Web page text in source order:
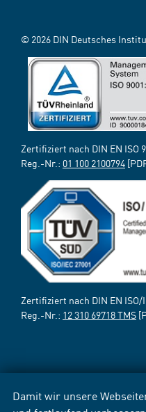
Damit wir unsere
© 2026 DIN Deutsches
Zertifiziert nach DIN EN ISO
Reg.-Nr.: 01 100 2100794
Zertifiziert nach DIN EN ISO/
Reg.-Nr.: 12 310 69718 TMS